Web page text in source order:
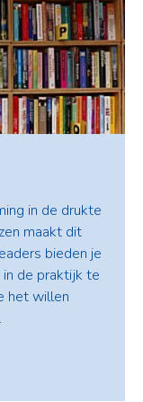
in de drukte
maakt dit
bieden je
de praktijk te
het willen